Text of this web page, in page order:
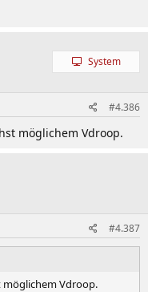
System
#4.386
möglichem Vdroop.
#4.387
Vdroop.